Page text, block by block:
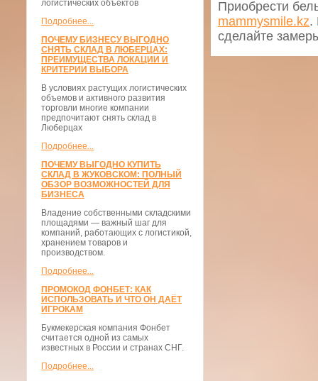
логистических объектов
Подробнее...
ПОЧЕМУ БИЗНЕСУ ВЫГОДНО
СНЯТЬ СКЛАД В ЛЮБЕРЦАХ:
ПРЕИМУЩЕСТВА ЛОКАЦИИ И
КРИТЕРИИ ВЫБОРА
В условиях растущих логистических
объемов и активного развития
торговли многие компании
предпочитают снять склад в
Люберцах
Подробнее...
ПОЧЕМУ ВЫГОДНО КУПИТЬ
СКЛАД В ЖУКОВСКОМ: ПОЛНЫЙ
ОБЗОР ВОЗМОЖНОСТЕЙ ДЛЯ
БИЗНЕСА
Владение собственными складскими
площадями — важный шаг для
компаний, работающих с логистикой,
хранением товаров и
производством.
Подробнее...
ПРОМОКОД ФОНБЕТ: КАК
ИСПОЛЬЗОВАТЬ И ЧТО ОН ДАЁТ
ИГРОКАМ
Букмекерская компания Фонбет
считается одной из самых
известных в России и странах СНГ.
Подробнее...
Приобрести
mammysmile.kz.
сделайте